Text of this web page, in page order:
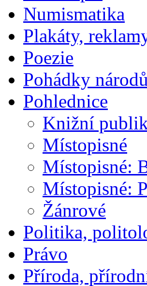
Numismatika
Plakáty,
Poezie
Pohádky
Pohlednice
Knižní
Místopisné
Místopisné:
Místopisné:
Žánrové
Politika,
Právo
Příroda,